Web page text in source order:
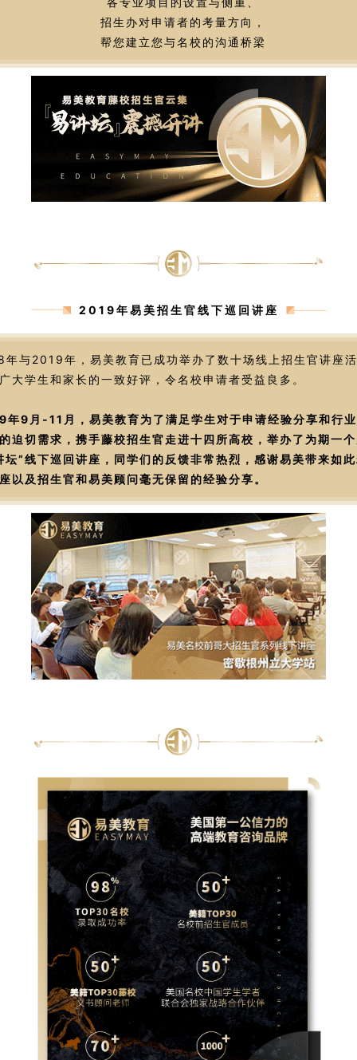
招生办对申请者的考量方向，
帮您建立您与名校的沟通桥梁
2019年易美招生官线下巡回讲座
年与2019年，易美教育已成功举办了数十场线上招生官讲座
大学生和家长的一致好评，令名校申请者受益良多。
年9月-11月，易美教育为了满足学生对于申请经验分享和行
迫切需求，携手藤校招生官走进十四所高校，举办了为期一
坛”线下巡回讲座，同学们的反馈非常热烈，感谢易美带来如
以及招生官和易美顾问毫无保留的经验分享。